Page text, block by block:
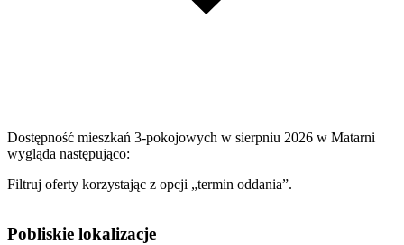
Dostępność mieszkań 3-pokojowych w sierpniu 2026 w Matarni
wygląda następująco:
Filtruj oferty korzystając z opcji „termin oddania”.
Pobliskie lokalizacje